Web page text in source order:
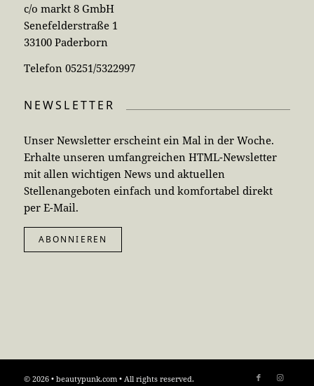
c/o markt 8 GmbH
Senefelderstraße 1
33100 Paderborn
Telefon 05251/5322997
NEWSLETTER
Unser Newsletter erscheint ein Mal in der Woche.
Erhalte unseren umfangreichen HTML-Newsletter
mit allen wichtigen News und aktuellen
Stellenangeboten einfach und komfortabel direkt
per E-Mail.
ABONNIEREN
© 2026 • beautypunk.com • All rights reserved.